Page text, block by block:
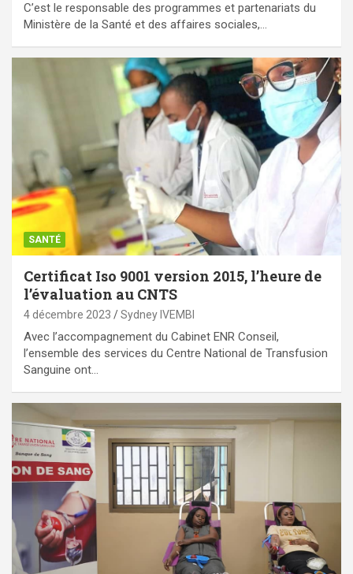
C’est le responsable des programmes et partenariats du
Ministère de la Santé et des affaires sociales,…
SANTÉ
Certificat Iso 9001 version 2015, l’heure de
l’évaluation au CNTS
4 décembre 2023 Sydney IVEMBI
Avec l’accompagnement du Cabinet ENR Conseil,
l’ensemble des services du Centre National de Transfusion
Sanguine ont…